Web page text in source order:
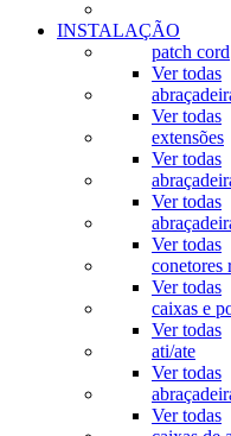
INSTALAÇÃO
patch cord
Ver todas
Ver todas
extensões
Ver todas
Ver todas
Ver todas
conetores
Ver todas
caixas e
Ver todas
ati/ate
Ver todas
Ver todas